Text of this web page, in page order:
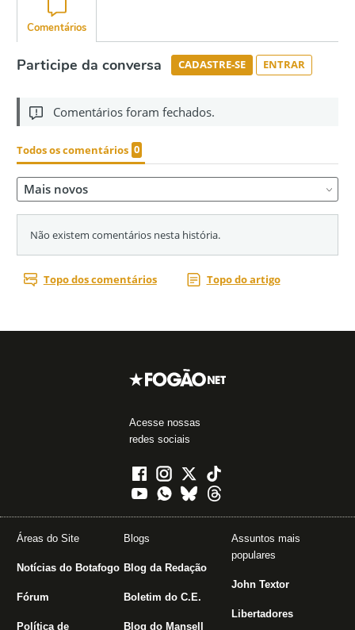
Acesse nossas
redes sociais
Áreas do Site
Notícias do Botafogo
Fórum
Política de
Blogs
Blog da Redação
Boletim do C.E.
Blog do Mansell
Assuntos mais
populares
John Textor
Libertadores